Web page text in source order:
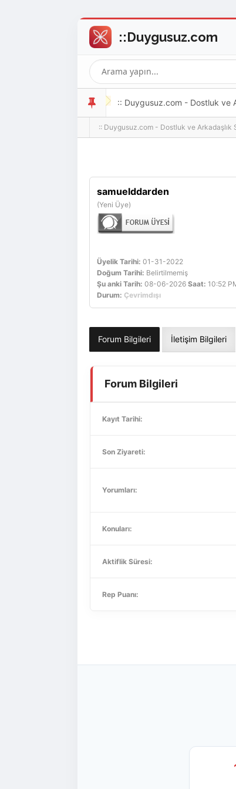
:: Duygusuz.com - Dostluk ve
oldukça kolay ve zahmetsizdir.
:: Duygusuz.com - Dostluk ve Arkadaşlık
samuelddarden
(Yeni Üye)
Üyelik Tarihi: 01-31-2022
Doğum Tarihi: Belirtilmemiş
Şu anki Tarih: 08-06-2026 Saat: 10:52
Durum: Çevrimdışı
Forum Bilgileri İletişim Bilgileri
Forum Bilgileri
Kayıt Tarihi:
Son Ziyareti:
Yorumları:
Konuları:
Aktiflik Süresi:
Rep Puanı: